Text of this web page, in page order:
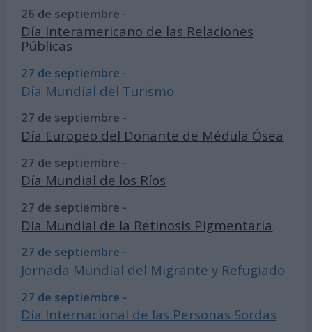
26 de septiembre -
Día Interamericano de las Relaciones
Públicas
27 de septiembre -
Día Mundial del Turismo
27 de septiembre -
Día Europeo del Donante de Médula Ósea
27 de septiembre -
Día Mundial de los Ríos
27 de septiembre -
Día Mundial de la Retinosis Pigmentaria
27 de septiembre -
Jornada Mundial del Migrante y Refugiado
27 de septiembre -
Día Internacional de las Personas Sordas